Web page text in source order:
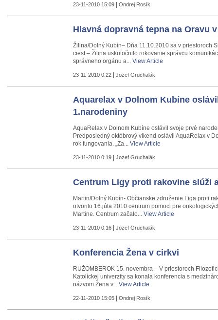
23-11-2010 15:09 Ondrej Rosík
Hlavná dopravná tepna na Oravu
Žilina/Dolný Kubín– Dňa 11.10.2010 sa v priestoroch
ciest – Žilina uskutočnilo rokovanie správcu
správneho orgánu a... View Article
23-11-2010 0:22 Jozef Gruchalák
Aquarelax v Dolnom Kubíne
1.narodeniny
AquaRelax v Dolnom Kubíne oslávil svoje prvé
Predposledný októbrový víkend oslávil AquaRelax v
rok fungovania. „Za... View Article
23-11-2010 0:19 Jozef Gruchalák
Centrum Ligy proti rakovine slúži
Martin/Dolný Kubín- Občianske združenie Liga proti
otvorilo 16.júla 2010 centrum pomoci pre
Martine. Centrum začalo... View Article
23-11-2010 0:16 Jozef Gruchalák
Konferencia Žena v cirkvi
RUŽOMBEROK 15. novembra – V priestoroch
Katolíckej univerzity sa konala konferencia s
názvom Žena v... View Article
22-11-2010 15:05 Ondrej Rosík